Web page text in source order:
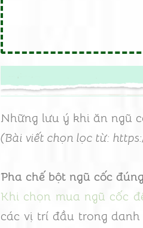
Những lưu ý khi ăn ngũ
(Bài viết chọn lọc từ:
Pha chế bột ngũ cốc
Khi chọn mua ngũ cốc
các vị trí đầu trong